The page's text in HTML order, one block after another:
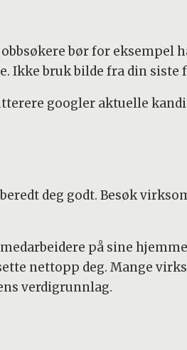
bør for eksempel
Ikke bruk bilde fra din siste
googler aktuelle
deg godt. Besøk
på sine
nettopp deg. Mange
verdigrunnlag.